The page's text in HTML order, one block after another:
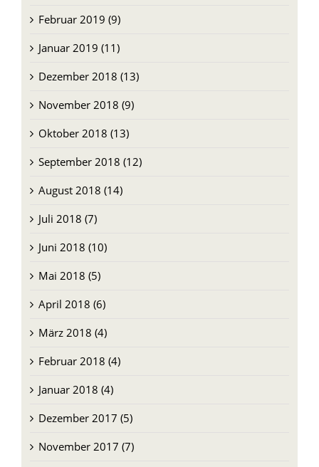
Februar 2019 (9)
Januar 2019 (11)
Dezember 2018 (13)
November 2018 (9)
Oktober 2018 (13)
September 2018 (12)
August 2018 (14)
Juli 2018 (7)
Juni 2018 (10)
Mai 2018 (5)
April 2018 (6)
März 2018 (4)
Februar 2018 (4)
Januar 2018 (4)
Dezember 2017 (5)
November 2017 (7)